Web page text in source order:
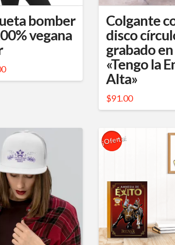
elegir
en
la
página
de
bomber
vegana
Colgante
disco
grabado
«Tengo la
Alta»
$91.00
Este
tiene
Las
opciones
se
pueden
¡Oferta!